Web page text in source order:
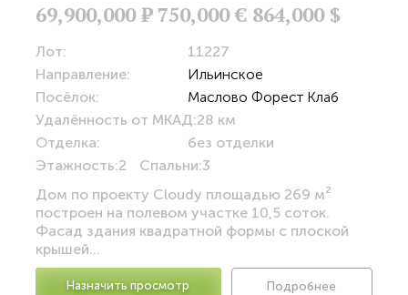
69,900,000Р 750,000 € 864,000 $
Лот:
11227
Направление:
Ильинское
Посёлок:
Маслово Форест Клаб
Удалённость от МКАД:28 км
Отделка:
без отделки
Этажность:2 Спальни:3
Дом по проекту Cloudy площадью 269 м²
построен на полевом участке 10,5 соток.
Фасад здания квадратной формы с плоской
крышей...
Назначить просмотр Подробнее